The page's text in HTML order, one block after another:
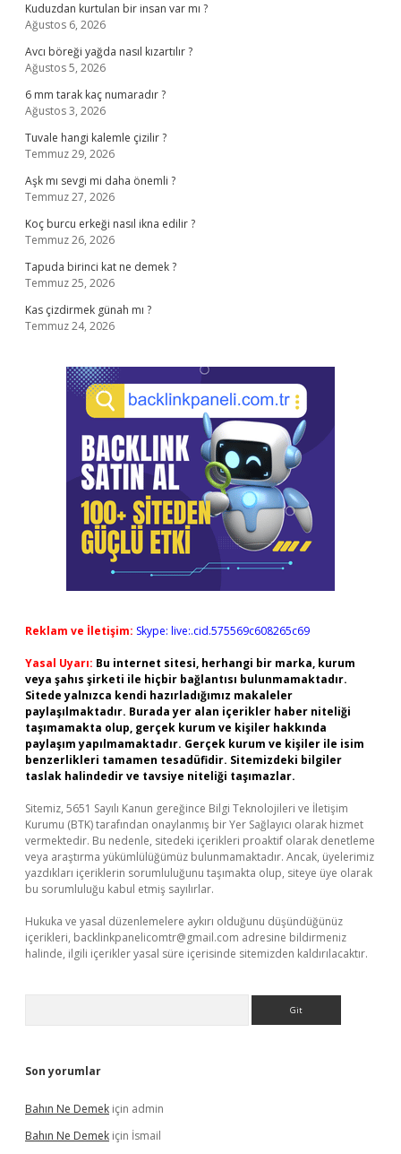
Kuduzdan kurtulan bir insan var mı ?
Ağustos 6, 2026
Avcı böreği yağda nasıl kızartılır ?
Ağustos 5, 2026
6 mm tarak kaç numaradır ?
Ağustos 3, 2026
Tuvale hangi kalemle çizilir ?
Temmuz 29, 2026
Aşk mı sevgi mi daha önemli ?
Temmuz 27, 2026
Koç burcu erkeği nasıl ikna edilir ?
Temmuz 26, 2026
Tapuda birinci kat ne demek ?
Temmuz 25, 2026
Kas çizdirmek günah mı ?
Temmuz 24, 2026
Reklam ve İletişim: Skype: live:.cid.575569c608265c69
Yasal Uyarı: Bu internet sitesi, herhangi bir marka, kurum
veya şahıs şirketi ile hiçbir bağlantısı bulunmamaktadır.
Sitede yalnızca kendi hazırladığımız makaleler
paylaşılmaktadır. Burada yer alan içerikler haber niteliği
taşımamakta olup, gerçek kurum ve kişiler hakkında
paylaşım yapılmamaktadır. Gerçek kurum ve kişiler ile isim
benzerlikleri tamamen tesadüfidir. Sitemizdeki bilgiler
taslak halindedir ve tavsiye niteliği taşımazlar.
Sitemiz, 5651 Sayılı Kanun gereğince Bilgi Teknolojileri ve İletişim
Kurumu (BTK) tarafından onaylanmış bir Yer Sağlayıcı olarak hizmet
vermektedir. Bu nedenle, sitedeki içerikleri proaktif olarak denetleme
veya araştırma yükümlülüğümüz bulunmamaktadır. Ancak, üyelerimiz
yazdıkları içeriklerin sorumluluğunu taşımakta olup, siteye üye olarak
bu sorumluluğu kabul etmiş sayılırlar.
Hukuka ve yasal düzenlemelere aykırı olduğunu düşündüğünüz
içerikleri, backlinkpanelicomtr@gmail.com adresine bildirmeniz
halinde, ilgili içerikler yasal süre içerisinde sitemizden kaldırılacaktır.
Son yorumlar
Bahın Ne Demek için admin
Bahın Ne Demek için İsmail